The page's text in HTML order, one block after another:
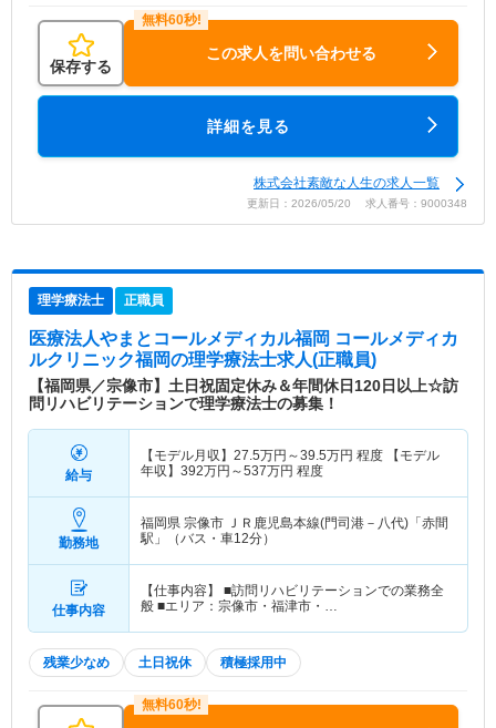
保存する
この求人を問い合わせる
詳細を見る
株式会社素敵な人生の求人一覧
更新日：2026/05/20 求人番号：9000348
理学療法士 正職員
医療法人やまとコールメディカル福岡 コールメディカ
ルクリニック福岡の理学療法士求人(正職員)
【福岡県／宗像市】土日祝固定休み＆年間休日120日以上☆訪
問リハビリテーションで理学療法士の募集！
給与
【モデル月収】 27.5万円～39.5万円 程度 【モデル
年収】 392万円～537万円 程度
勤務地
福岡県 宗像市 ＪＲ鹿児島本線(門司港－八代)「赤間
駅」（バス・車12分）
仕事内容
【仕事内容】 ■訪問リハビリテーションでの業務全
般 ■エリア：宗像市・福津市・…
残業少なめ 土日祝休 積極採用中